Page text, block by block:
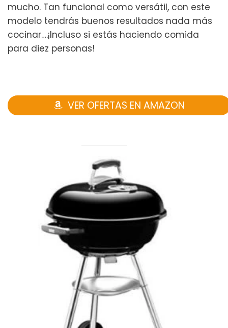
mucho. Tan funcional como versátil, con este
modelo tendrás buenos resultados nada más
cocinar….¡Incluso si estás haciendo comida
para diez personas!
VER OFERTAS EN AMAZON